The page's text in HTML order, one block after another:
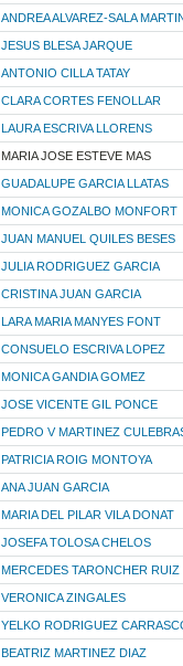
ANDREA ALVAREZ-SALA
JESUS BLESA JARQUE
ANTONIO CILLA TATAY
CLARA CORTES FENOLLAR
LAURA ESCRIVA LLORENS
MARIA JOSE ESTEVE MAS
GUADALUPE GARCIA LLATAS
MONICA GOZALBO MONFORT
JUAN MANUEL QUILES BESES
JULIA RODRIGUEZ GARCIA
CRISTINA JUAN GARCIA
LARA MARIA MANYES FONT
CONSUELO ESCRIVA LOPEZ
MONICA GANDIA GOMEZ
JOSE VICENTE GIL PONCE
PEDRO V MARTINEZ
PATRICIA ROIG MONTOYA
ANA JUAN GARCIA
MARIA DEL PILAR VILA DONAT
JOSEFA TOLOSA CHELOS
MERCEDES TARONCHER RUIZ
VERONICA ZINGALES
YELKO RODRIGUEZ
BEATRIZ MARTINEZ DIAZ